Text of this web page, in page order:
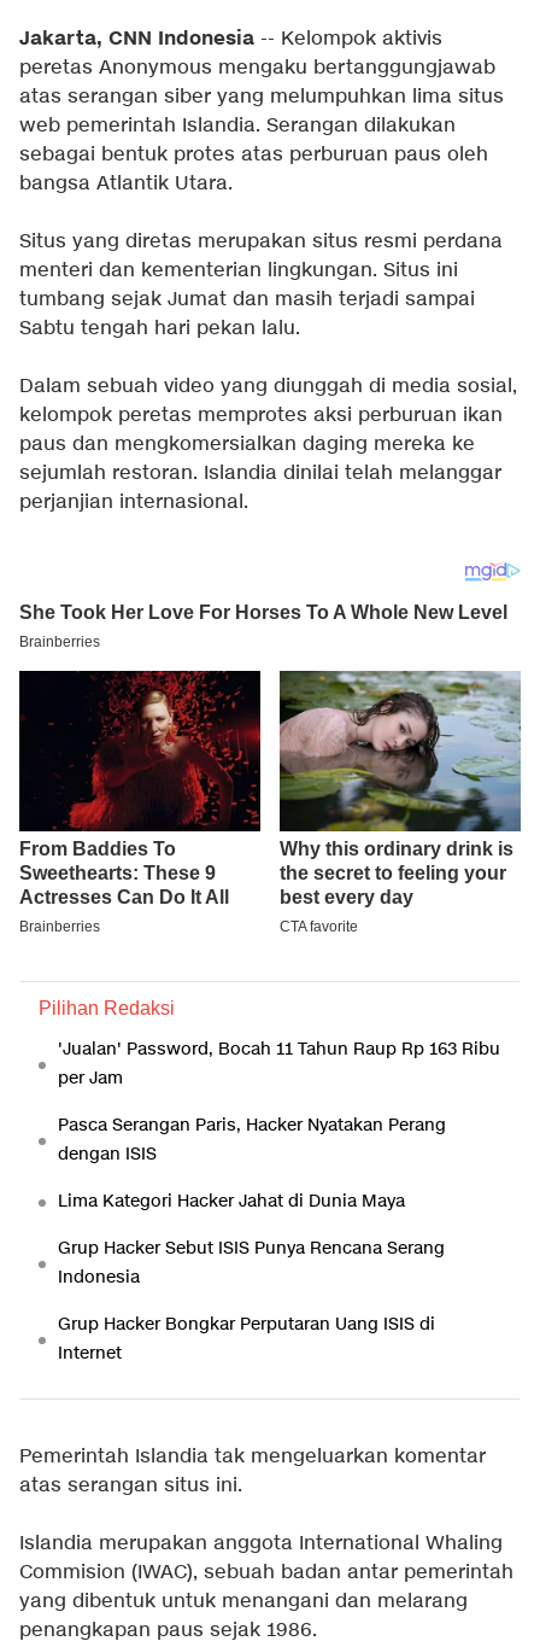
Jakarta, CNN Indonesia -- Kelompok aktivis
peretas Anonymous mengaku bertanggungjawab
atas serangan siber yang melumpuhkan lima situs
web pemerintah Islandia. Serangan dilakukan
sebagai bentuk protes atas perburuan paus oleh
bangsa Atlantik Utara.
Situs yang diretas merupakan situs resmi perdana
menteri dan kementerian lingkungan. Situs ini
tumbang sejak Jumat dan masih terjadi sampai
Sabtu tengah hari pekan lalu.
Dalam sebuah video yang diunggah di media sosial,
kelompok peretas memprotes aksi perburuan ikan
paus dan mengkomersialkan daging mereka ke
sejumlah restoran. Islandia dinilai telah melanggar
perjanjian internasional.
Pilihan Redaksi
'Jualan' Password, Bocah 11 Tahun Raup Rp 163 Ribu
per Jam
Pasca Serangan Paris, Hacker Nyatakan Perang
dengan ISIS
Lima Kategori Hacker Jahat di Dunia Maya
Grup Hacker Sebut ISIS Punya Rencana Serang
Indonesia
Grup Hacker Bongkar Perputaran Uang ISIS di
Internet
Pemerintah Islandia tak mengeluarkan komentar
atas serangan situs ini.
Islandia merupakan anggota International Whaling
Commision (IWAC), sebuah badan antar pemerintah
yang dibentuk untuk menangani dan melarang
penangkapan paus sejak 1986.